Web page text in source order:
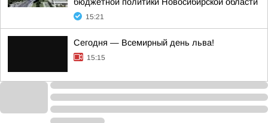
15:21
Сегодня — Всемирный день льва!
15:15